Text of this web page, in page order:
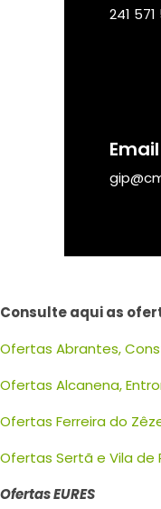
241 571
Email
Consulte aqui as
Ofertas Abrantes,
Ofertas Alcanena,
Ofertas Ferreira do
Ofertas Sertã e Vila de
Ofertas EURES